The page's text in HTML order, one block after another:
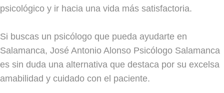
psicológico y ir hacia una vida más satisfactoria.
Si buscas un psicólogo que pueda ayudarte en
Salamanca, José Antonio Alonso Psicólogo Salamanca
es sin duda una alternativa que destaca por su excelsa
amabilidad y cuidado con el paciente.